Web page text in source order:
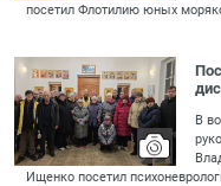
посетил Флотилию юных
В
Ищенко посетил